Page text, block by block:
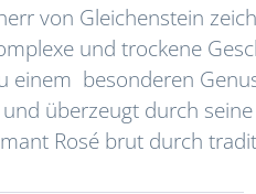
von Gleichenstein
und trockene
besonderen
überzeugt durch
Rosé brut durch